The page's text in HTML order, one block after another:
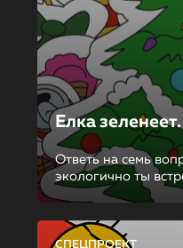
Елка
Ответь на семь
экологично ты
СПЕЦПРОЕКТ